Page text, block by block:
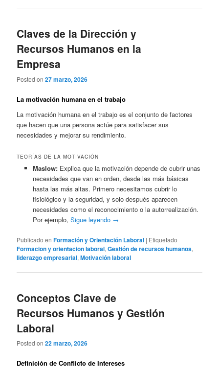
Claves de la Dirección y
Recursos Humanos en la
Empresa
Posted on27 marzo, 2026
La motivación humana en el trabajo
La motivación humana en el trabajo es el conjunto de factores
que hacen que una persona actúe para satisfacer sus
necesidades y mejorar su rendimiento.
TEORÍAS DE LA MOTIVACIÓN
Maslow:Explica que la motivación depende de cubrir unas
necesidades que van en orden, desde las más básicas
hasta las más altas. Primero necesitamos cubrir lo
fisiológico y la seguridad, y solo después aparecen
necesidades como el reconocimiento o la autorrealización.
Por ejemplo, Sigue leyendo →
Publicado en Formación y Orientación Laboral | Etiquetado
Formacion y orientacion laboral,Gestión de recursos humanos,
liderazgo empresarial,Motivación laboral
Conceptos Clave de
Recursos Humanos y Gestión
Laboral
Posted on22 marzo, 2026
Definición de Conflicto de Intereses